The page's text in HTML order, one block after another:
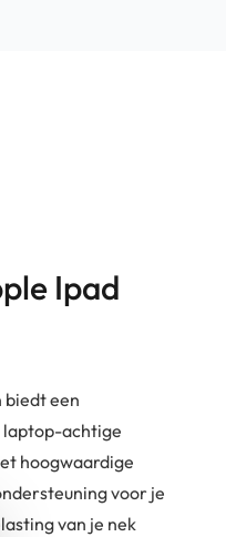
Ipad
biedt een
laptop-achtige
hoogwaardige
voor je
van je nek